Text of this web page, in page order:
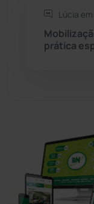
Tanque
Vitória da
Lúcia em:
prática